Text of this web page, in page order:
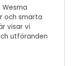
och smarta
visar vi
utföranden